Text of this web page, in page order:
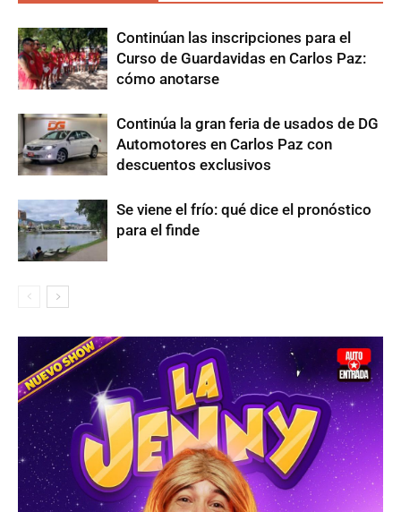
Continúan las inscripciones para el
Curso de Guardavidas en Carlos Paz:
cómo anotarse
Continúa la gran feria de usados de DG
Automotores en Carlos Paz con
descuentos exclusivos
Se viene el frío: qué dice el pronóstico
para el finde